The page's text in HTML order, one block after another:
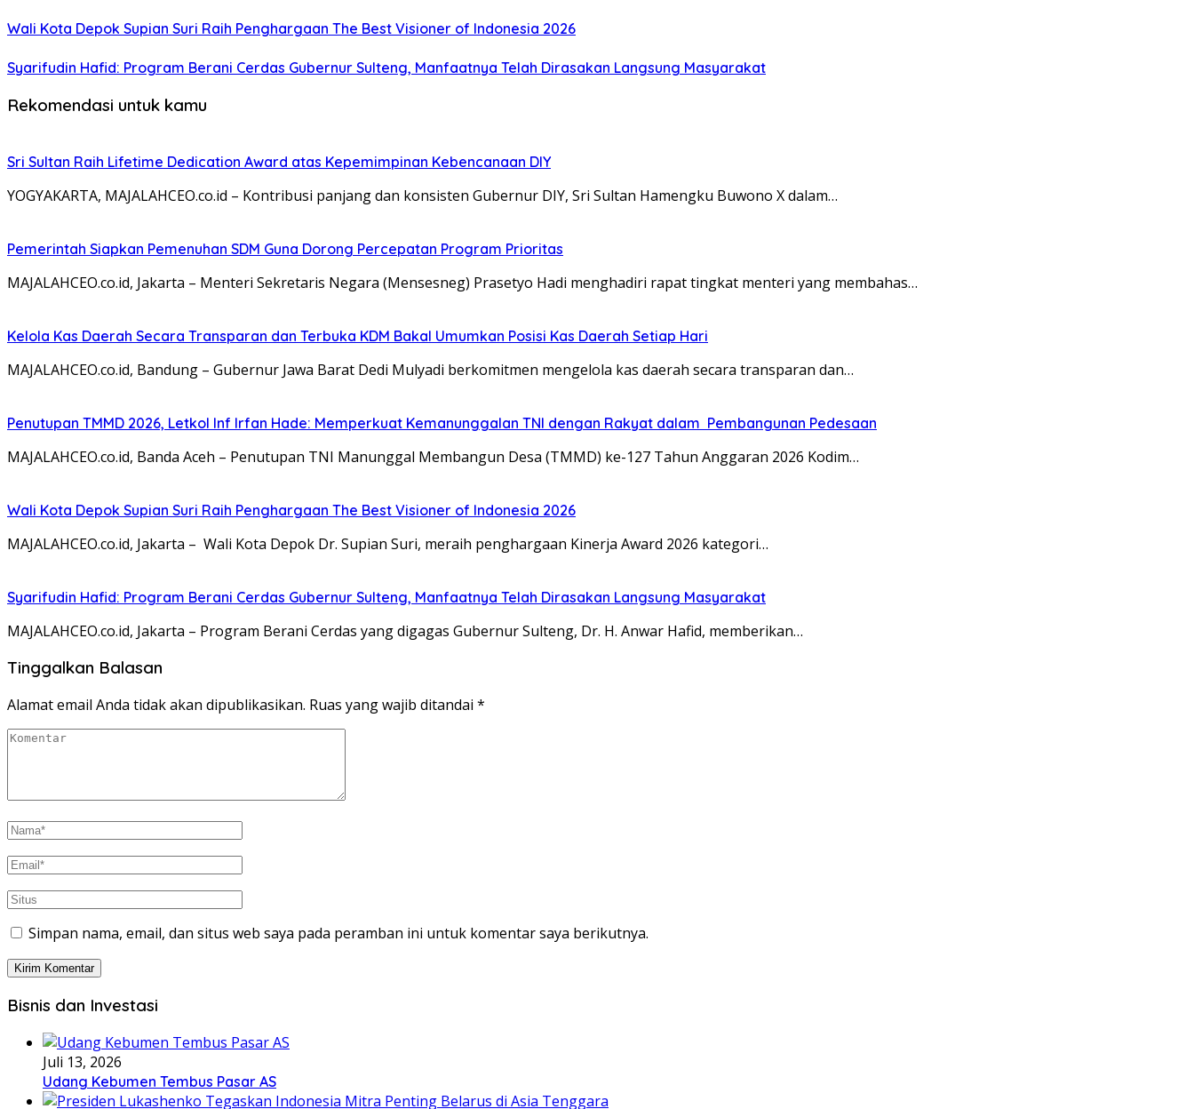
Wali Kota Depok Supian Suri Raih Penghargaan The Best Visioner of Indonesia 2026
Syarifudin Hafid: Program Berani Cerdas Gubernur Sulteng, Manfaatnya Telah Dirasakan Langsung Masyarakat
Rekomendasi untuk kamu
Sri Sultan Raih Lifetime Dedication Award atas Kepemimpinan Kebencanaan DIY
YOGYAKARTA, MAJALAHCEO.co.id – Kontribusi panjang dan konsisten Gubernur DIY, Sri Sultan Hamengku Buwono X dalam…
Pemerintah Siapkan Pemenuhan SDM Guna Dorong Percepatan Program Prioritas
MAJALAHCEO.co.id, Jakarta – Menteri Sekretaris Negara (Mensesneg) Prasetyo Hadi menghadiri rapat tingkat menteri yang membahas…
Kelola Kas Daerah Secara Transparan dan Terbuka KDM Bakal Umumkan Posisi Kas Daerah Setiap Hari
MAJALAHCEO.co.id, Bandung – Gubernur Jawa Barat Dedi Mulyadi berkomitmen mengelola kas daerah secara transparan dan…
Penutupan TMMD 2026, Letkol Inf Irfan Hade: Memperkuat Kemanunggalan TNI dengan Rakyat dalam Pembangunan Pedesaan
MAJALAHCEO.co.id, Banda Aceh – Penutupan TNI Manunggal Membangun Desa (TMMD) ke-127 Tahun Anggaran 2026 Kodim…
Wali Kota Depok Supian Suri Raih Penghargaan The Best Visioner of Indonesia 2026
MAJALAHCEO.co.id, Jakarta – Wali Kota Depok Dr. Supian Suri, meraih penghargaan Kinerja Award 2026 kategori…
Syarifudin Hafid: Program Berani Cerdas Gubernur Sulteng, Manfaatnya Telah Dirasakan Langsung Masyarakat
MAJALAHCEO.co.id, Jakarta – Program Berani Cerdas yang digagas Gubernur Sulteng, Dr. H. Anwar Hafid, memberikan…
Tinggalkan Balasan
Alamat email Anda tidak akan dipublikasikan. Ruas yang wajib ditandai *
Simpan nama, email, dan situs web saya pada peramban ini untuk komentar saya berikutnya.
Bisnis dan Investasi
Juli 13, 2026
Udang Kebumen Tembus Pasar AS